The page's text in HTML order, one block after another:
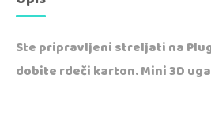
Ste pripravljeni streljati na
dobite rdeči karton. Mini 3D